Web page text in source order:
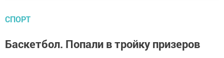
СПОРТ
Баскетбол. Попали в тройку призеров